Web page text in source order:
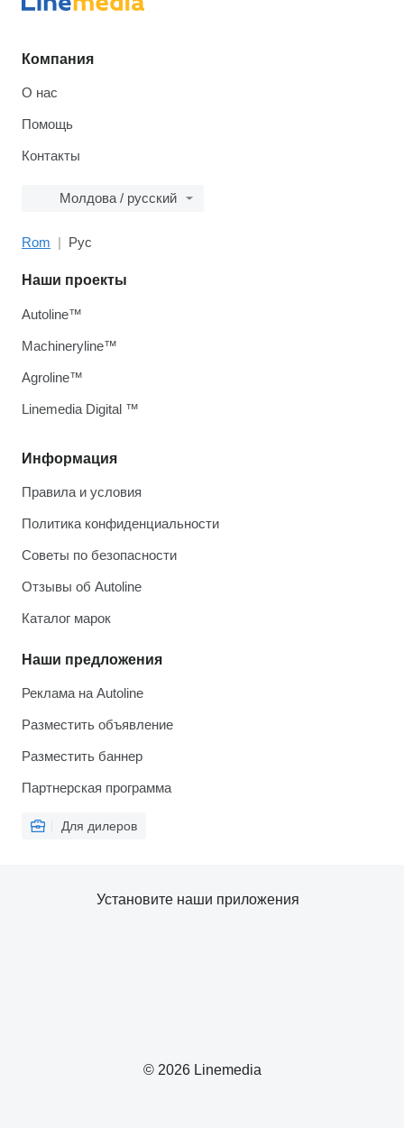
Компания
О нас
Помощь
Контакты
Молдова / русский
Rom Рус
Информация
Правила и условия
Политика конфиденциальности
Советы по безопасности
Отзывы об Autoline
Каталог марок
Наши предложения
Реклама на Autoline
Разместить объявление
Разместить баннер
Партнерская программа
Для дилеров
Наши проекты
Autoline™
Machineryline™
Agroline™
Linemedia Digital ™
© 2026 Linemedia
Установите наши приложения